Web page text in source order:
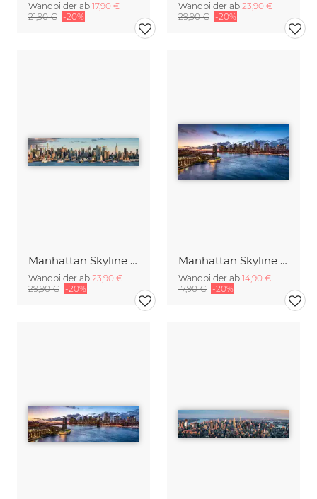
Wandbilder ab 17,90 €
21,90 € -20%
Wandbilder ab 23,90 €
29,90 € -20%
Manhattan Skyline Panorama
Wandbilder ab 23,90 €
29,90 € -20%
Manhattan Skyline und Brooklyn Bridge
Wandbilder ab 14,90 €
17,90 € -20%